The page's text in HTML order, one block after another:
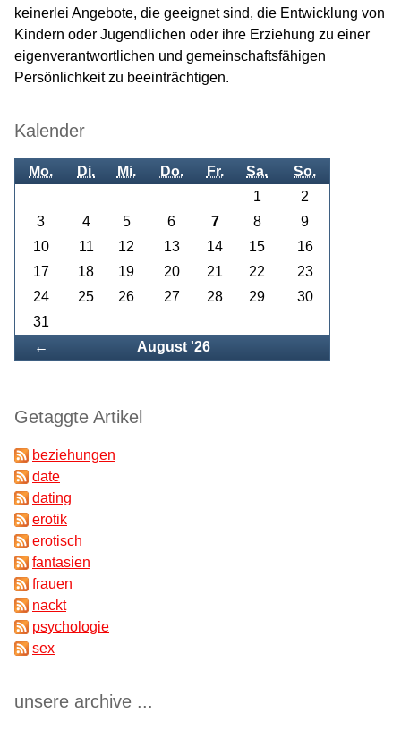
keinerlei Angebote, die geeignet sind, die Entwicklung von
Kindern oder Jugendlichen oder ihre Erziehung zu einer
eigenverantwortlichen und gemeinschaftsfähigen
Persönlichkeit zu beeinträchtigen.
Kalender
Mo. Di. Mi. Do. Fr. Sa. So.
← August '26
1
2
3
4 5 6 7 8
9
10
11 12 13 14 15
16
17
18 19 20 21 22
23
24
25 26 27 28 29
30
31
Getaggte Artikel
beziehungen
date
dating
erotik
erotisch
fantasien
frauen
nackt
psychologie
sex
unsere archive ...